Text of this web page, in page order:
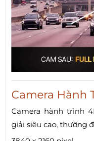
Camera Hành
Camera hành trình
giải siêu cao, thường